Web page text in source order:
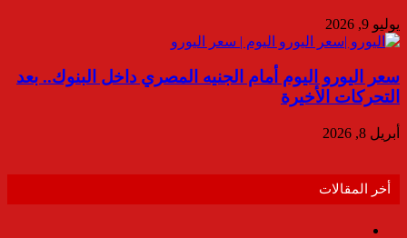
يوليو 9, 2026
سعر اليورو اليوم أمام الجنيه المصري داخل البنوك.. بعد
التحركات الأخيرة
أبريل 8, 2026
أخر المقالات